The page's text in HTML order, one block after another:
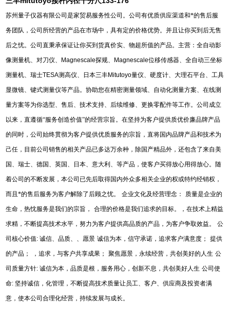
苏州量子仪器有限公司是家贸易服务性公司。公司有优质供应渠道和*的售后服
务团队，公司所经营的产品在市场中，具有定的价格优势。并且让你买到后无售
后之忧。公司直秉承保证让你买到货真价实、物超所值的产品。主营：全自动影
像测量机、对刀仪、 Magnescale探规、 Magnescale位移传感器、全自动三坐标
测量机、瑞士TESA测高仪、日本三丰Mitutoyo量仪、硬度计、大理石平台、工具
显微镜、键式测量仪等产品。协助您在精密测量领域、自动化测量方案、在线测
量方案等为你选型、售后、技术支持、后续维修、更换零配件等工作。公司成立
以来，直遵循“服务创造价值”的经营宗旨。在坚持为客户提供质优价廉品牌产品
的同时，公司始终贯彻为客户提供优质服务的宗旨，直将国内品牌产品和技术为
己任，目前公司销售的相关产品已多达万余种，除国产精品外，还包含了来自美
国、瑞士、德国、英国、日本、意大利、等产品，使客户买得放心用得放心。随
着公司的不断发展，本公司已先后取得国内外众多相关企业的权或特约经销权，
而且*的售后服务为客户解除了后顾之忧。 企业文化及经营理念： 质量是企业的
生命，热忱服务是我们的宗旨， 合理的价格是我们追求的目标。，在技术上精益
求精，不断提高技术水平，努力为客户提供高品质的产品，为客户争取效益。 公
司核心价值:诚信、品质、、愿景 诚信为本，信守承诺，追求客户满意度； 提供
的产品； ，追求，与客户共享成果； 聚焦愿景，永续经营，共创美好的人生 公
司质量方针:诚信为本，品质是根，服务用心，创新不息，共创美好人生 公司使
命: 坚持诚信，化管理，不断提高技术质量让员工、客户、供应商及投资者满
意，使本公司合理化经营，持续发展与成长。